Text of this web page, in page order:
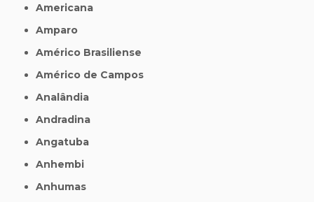
Americana
Amparo
Américo Brasiliense
Américo de Campos
Analândia
Andradina
Angatuba
Anhembi
Anhumas